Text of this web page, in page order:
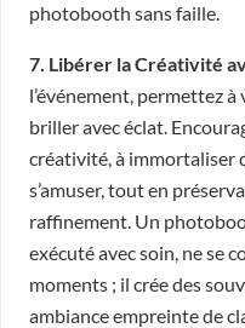
photobooth sans faille.
7. Libérer la Créativité
l’événement, permettez à
briller avec éclat.
créativité, à immortaliser
s’amuser, tout en
raffinement. Un
exécuté avec soin, ne se
moments ; il crée des
ambiance empreinte de